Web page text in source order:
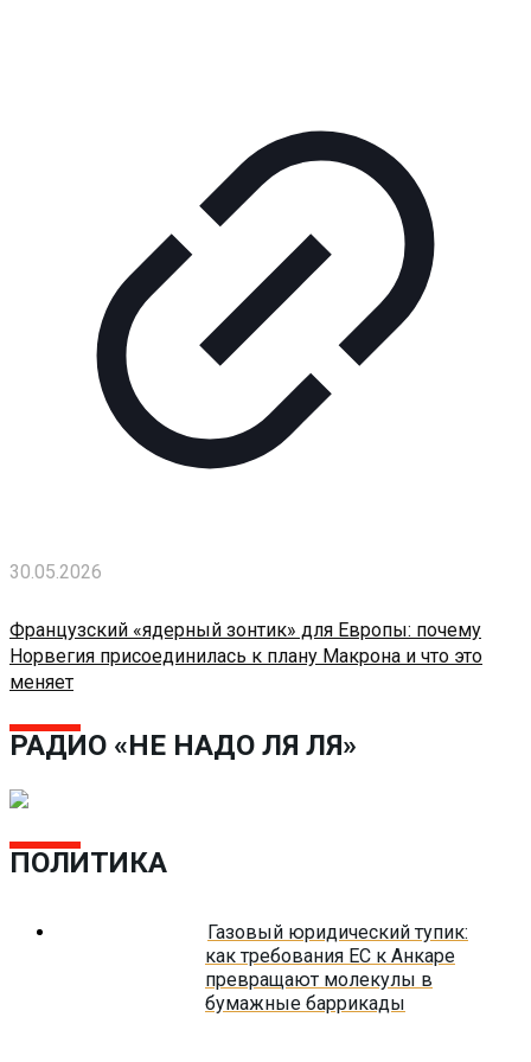
30.05.2026
Французский «ядерный зонтик» для Европы: почему
Норвегия присоединилась к плану Макрона и что это
меняет
РАДИО «НЕ НАДО ЛЯ ЛЯ»
ПОЛИТИКА
Газовый юридический тупик:
как требования ЕС к Анкаре
превращают молекулы в
бумажные баррикады